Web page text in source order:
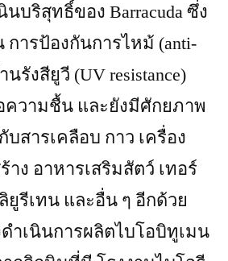
บริสุทธิ์ของ Barracuda ซึ่ง
ารป้องกันการไหม้ (anti-
นรังสียูวี (UV resistance)
วามชื้น และยังมีศักยภาพ
สารเคลือบ กาว เครื่อง
าง อาหารเสริมสัตว์ เทอร์
รีเทน และอื่น ๆ อีกด้วย
ดำเนินการผลิตไบโอบิทูเมน